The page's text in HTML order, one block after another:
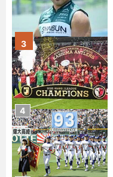
3
4